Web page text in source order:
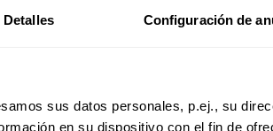
Detalles Configuración de
sus datos personales, p.ej., su
en su dispositivo con el fin de
el origen de los ataques, de los que
de la guerra en Oriente Medio.
intento de socavar la seguridad
28 de febrero.